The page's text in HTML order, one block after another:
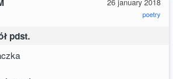
poetry
pdst.